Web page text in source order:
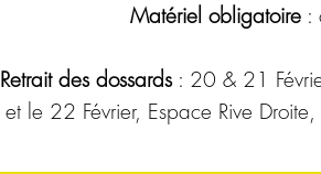
Matériel obligatoire :
Retrait des dossards: 20 & 21
et le 22 Février, Espace Rive